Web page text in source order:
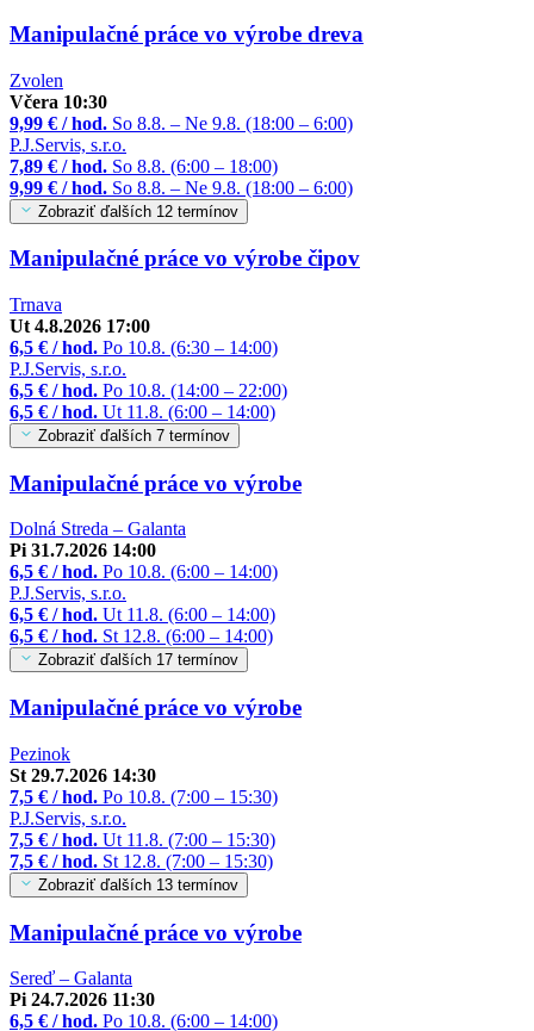
Manipulačné práce vo výrobe dreva
Zvolen
Včera 10:30
9,99 € / hod. So 8.8. – Ne 9.8. (18:00 – 6:00)
P.J.Servis, s.r.o.
7,89 € / hod. So 8.8. (6:00 – 18:00)
9,99 € / hod. So 8.8. – Ne 9.8. (18:00 – 6:00)
Zobraziť ďalších 12 termínov
Manipulačné práce vo výrobe čipov
Trnava
Ut 4.8.2026 17:00
6,5 € / hod. Po 10.8. (6:30 – 14:00)
P.J.Servis, s.r.o.
6,5 € / hod. Po 10.8. (14:00 – 22:00)
6,5 € / hod. Ut 11.8. (6:00 – 14:00)
Zobraziť ďalších 7 termínov
Manipulačné práce vo výrobe
Dolná Streda – Galanta
Pi 31.7.2026 14:00
6,5 € / hod. Po 10.8. (6:00 – 14:00)
P.J.Servis, s.r.o.
6,5 € / hod. Ut 11.8. (6:00 – 14:00)
6,5 € / hod. St 12.8. (6:00 – 14:00)
Zobraziť ďalších 17 termínov
Manipulačné práce vo výrobe
Pezinok
St 29.7.2026 14:30
7,5 € / hod. Po 10.8. (7:00 – 15:30)
P.J.Servis, s.r.o.
7,5 € / hod. Ut 11.8. (7:00 – 15:30)
7,5 € / hod. St 12.8. (7:00 – 15:30)
Zobraziť ďalších 13 termínov
Manipulačné práce vo výrobe
Sereď – Galanta
Pi 24.7.2026 11:30
6,5 € / hod. Po 10.8. (6:00 – 14:00)